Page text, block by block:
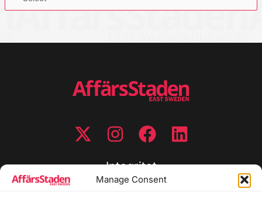
Manage Consent
Integritet